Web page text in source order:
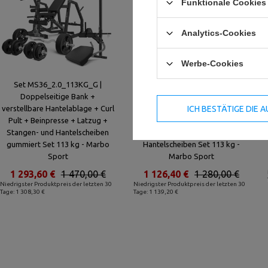
Set MS36_2.0_113KG_G |
Doppelseitige Bank +
verstellbare Hantelablage + Curl
Pult + Beinpresse + Latzug +
Stangen- und Hantelscheiben
gummiert Set 113 kg - Marbo
Sport
Niedrigster Produktpreis der letzten 30
Tage: 1 308,30 €
1 470,00 €
1 293,60 €
Doppelseitige Bank +
verstellbare Ständer + Scott
Bank - mit höhenverstellbaren
Hantelscheiben Set 113 kg -
Marbo Sport
Niedrigster Produktpreis der letzten 30
Tage: 1 139,20 €
1 280,00 €
1 126,40 €
Funktionale
Analytics-Cookies
Werbe-Cookies
ICH BESTÄTIGE DIE